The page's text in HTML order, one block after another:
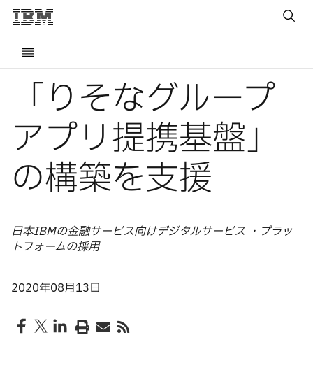
「りそなグループ
アプリ提携基盤」
の構築を支援
日本IBMの金融サービス向けデジタルサービス ・プラッ
トフォームの採用
2020年08月13日